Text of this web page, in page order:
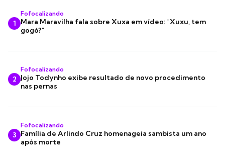
1
Fofocalizando
Mara Maravilha fala sobre Xuxa em vídeo: "Xuxu, tem
gogó?"
2
Fofocalizando
Jojo Todynho exibe resultado de novo procedimento
nas pernas
3
Fofocalizando
Família de Arlindo Cruz homenageia sambista um ano
após morte